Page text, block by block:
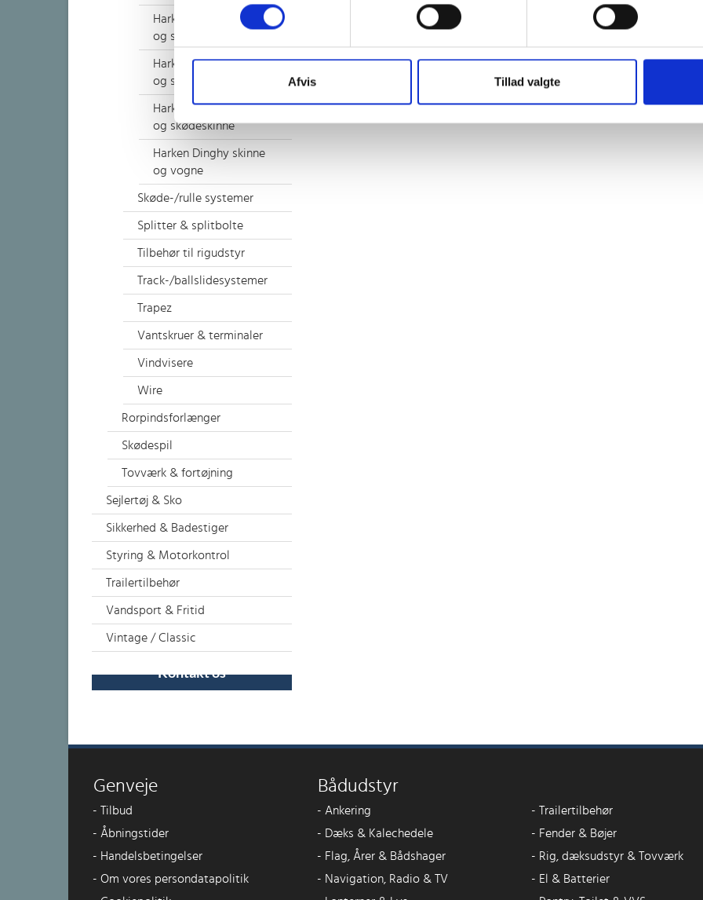
Afvis Tillad valgte
Harken 22mm løjgang
og skødeskinne
Harken 27mm løjgang
og skødeskinne
Harken 32mm løjgang
og skødeskinne
Harken Dinghy skinne
og vogne
Skøde-/rulle systemer
Splitter & splitbolte
Tilbehør til rigudstyr
Track-/ballslidesystemer
Trapez
Vantskruer & terminaler
Vindvisere
Wire
Rorpindsforlænger
Skødespil
Tovværk & fortøjning
Sejlertøj & Sko
Sikkerhed & Badestiger
Styring & Motorkontrol
Trailertilbehør
Vandsport & Fritid
Vintage / Classic
Kontakt os
Genveje
- Tilbud
- Åbningstider
- Handelsbetingelser
- Om vores persondatapolitik
Bådudstyr
- Ankering - Trailertilbehør
- Dæks & Kalechedele - Fender & Bøjer
- Flag, Årer & Bådshager - Rig, dæksudstyr & Tovværk
- Navigation, Radio & TV - El & Batterier